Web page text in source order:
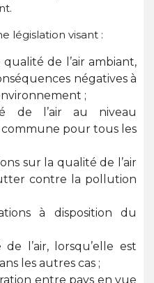
législation visant :
de l’air ambiant,
négatives à
;
de l’air au niveau
pour tous les
sur la qualité de l’air
contre la pollution
à disposition du
l’air, lorsqu’elle est
les autres cas ;
entre pays en vue